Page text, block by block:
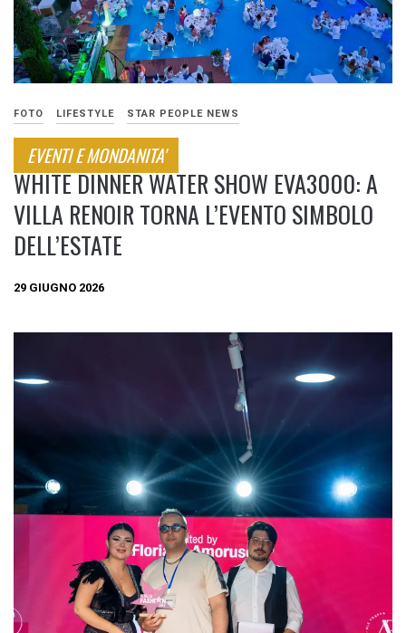
FOTO LIFESTYLE STAR PEOPLE NEWS
EVENTI E MONDANITA'
WHITE DINNER WATER SHOW EVA3000: A
VILLA RENOIR TORNA L’EVENTO SIMBOLO
DELL’ESTATE
29 GIUGNO 2026